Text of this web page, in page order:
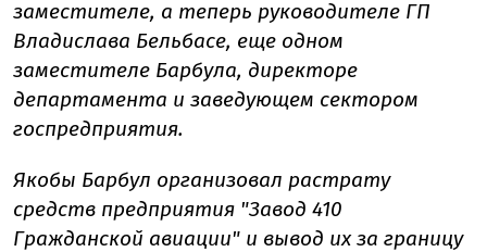
заместителе, а теперь руководителе ГП
Владислава Бельбасе, еще одном
заместителе Барбула, директоре
департамента и заведующем сектором
госпредприятия.
Якобы Барбул организовал растрату
средств предприятия "Завод 410
Гражданской авиации" и вывод их за границу